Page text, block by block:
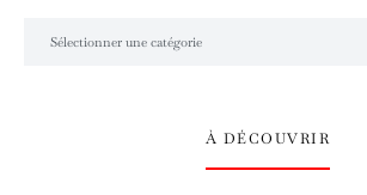
À DÉCOUVRIR